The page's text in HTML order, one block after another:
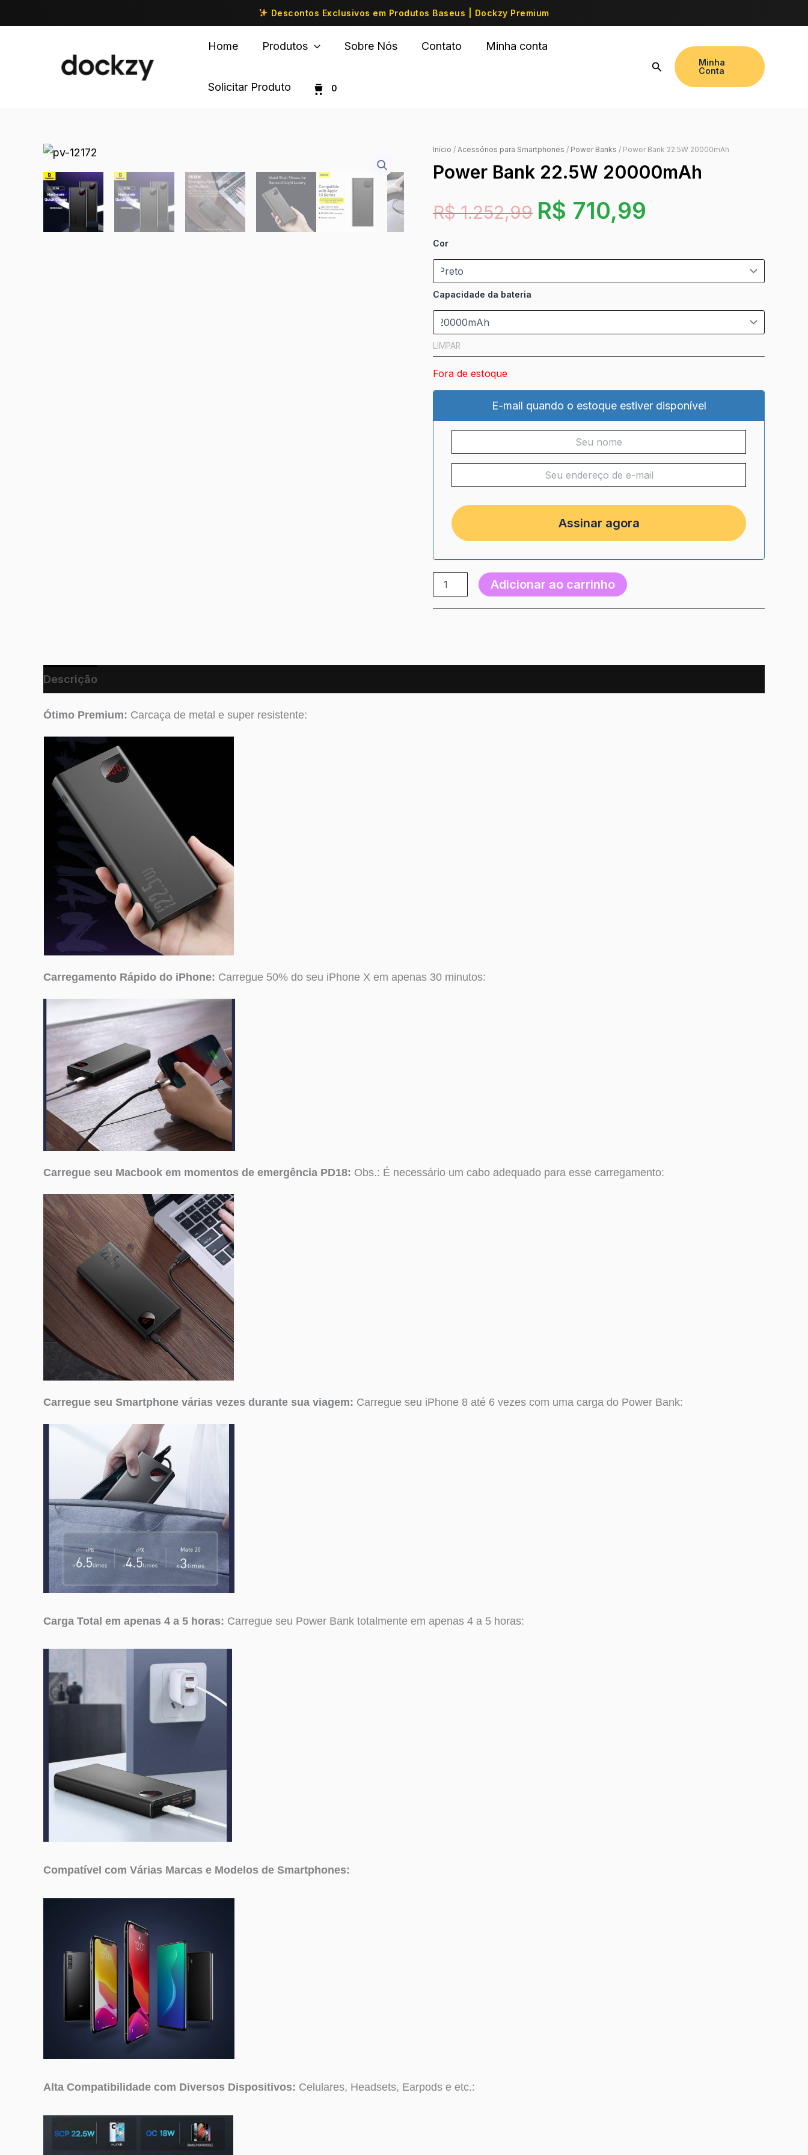
Descontos Exclusivos em Produtos Baseus | Dockzy Premium
Home Produtos Sobre Nós Contato Minha conta
Solicitar Produto 0
Minha
Conta
Início / Acessórios para Smartphones / Power Banks / Power Bank 22.5W 20000mAh
Power Bank 22.5W 20000mAh
R$1.252,99 R$ 710,99
Cor
Capacidade da bateria
LIMPAR
Fora de estoque
E-mail quando o estoque estiver disponível
Adicionar ao carrinho
Descrição
Ótimo Premium: Carcaça de metal e super resistente:
Carregamento Rápido do iPhone: Carregue 50% do seu iPhone X em apenas 30 minutos:
Carregue seu Macbook em momentos de emergência PD18: Obs.: É necessário um cabo adequado para esse carregamento:
Carregue seu Smartphone várias vezes durante sua viagem: Carregue seu iPhone 8 até 6 vezes com uma carga do Power Bank:
Carga Total em apenas 4 a 5 horas: Carregue seu Power Bank totalmente em apenas 4 a 5 horas:
Compatível com Várias Marcas e Modelos de Smartphones:
Alta Compatibilidade com Diversos Dispositivos: Celulares, Headsets, Earpods e etc.: